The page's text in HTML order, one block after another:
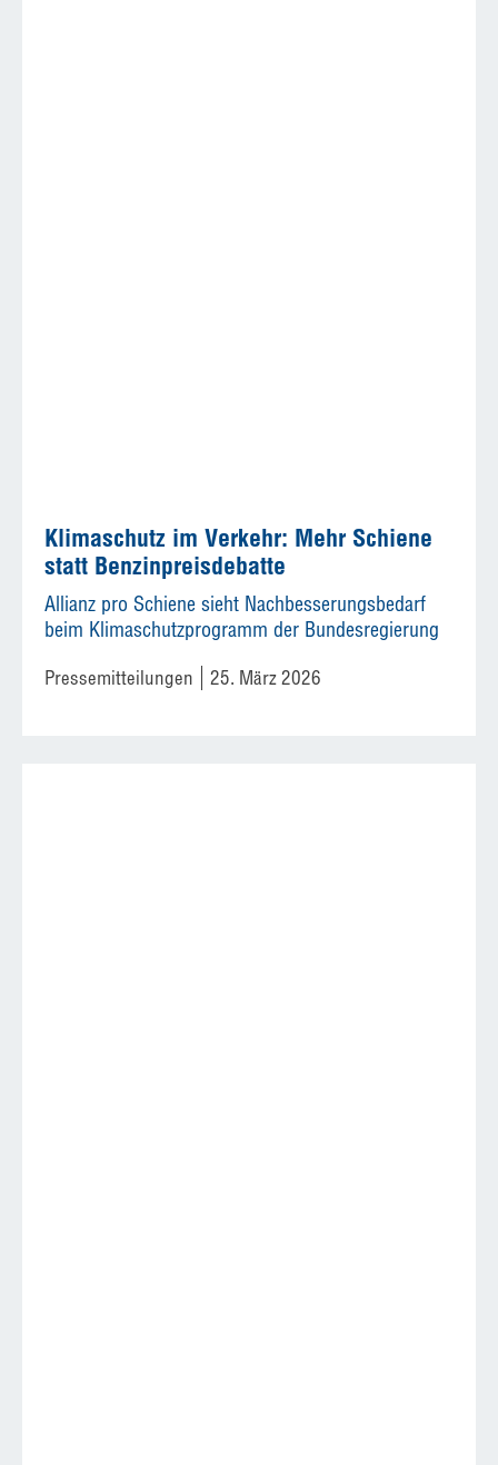
Klimaschutz im Verkehr: Mehr Schiene
statt Benzinpreisdebatte
Allianz pro Schiene sieht Nachbesserungsbedarf
beim Klimaschutzprogramm der Bundesregierung
Pressemitteilungen 25. März 2026